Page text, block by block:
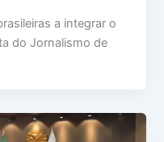
a integrar o
do Jornalismo de